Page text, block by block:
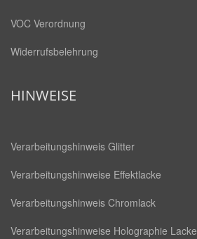
VOC Verordnung
Widerrufsbelehrung
HINWEISE
Verarbeitungshinweis Glitter
Verarbeitungshinweise Effektlacke
Verarbeitungshinweis Chromlack
Verarbeitungshinweise Holographie Lacke